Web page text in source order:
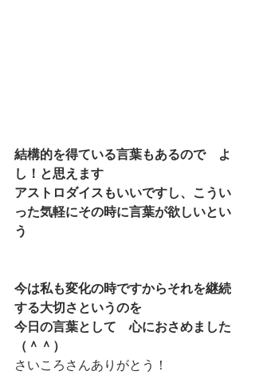
結構的を得ている言葉もあるので　よ
し！と思えます
アストロダイスもいいですし、こうい
った気軽にその時に言葉が欲しいとい
う
今は私も変化の時ですからそれを継続
する大切さというのを
今日の言葉として　心におさめました
（＾＾）
さいころさんありがとう！